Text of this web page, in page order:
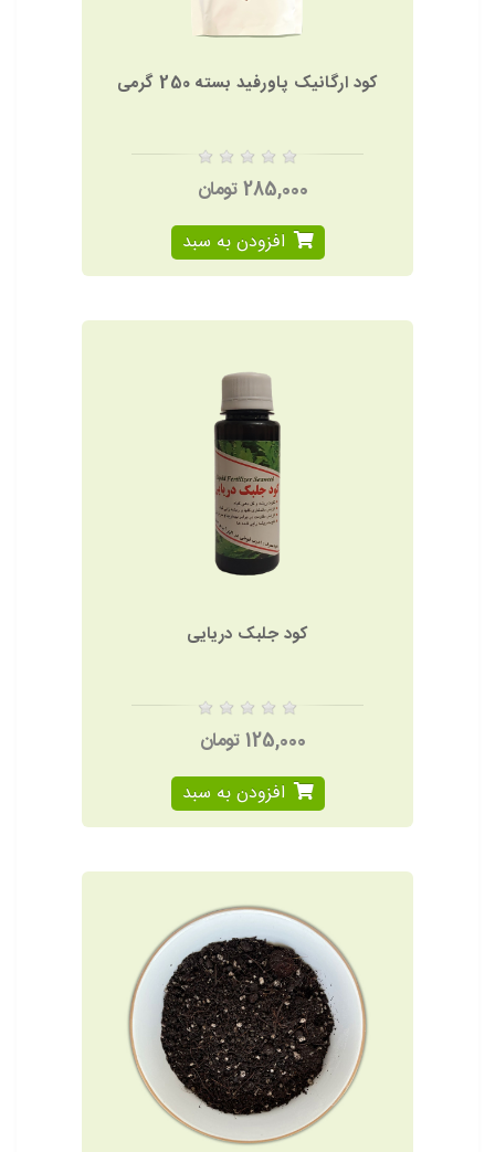
کود ارگانیک پاورفید بسته 250 گرمی
285,000 تومان
افزودن به سبد
کود جلبک دریایی
125,000 تومان
افزودن به سبد